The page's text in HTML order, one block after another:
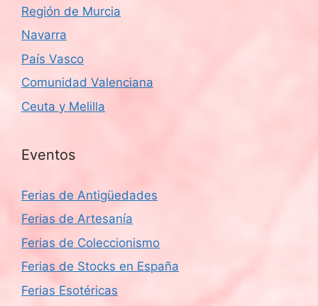
Región de Murcia
Navarra
País Vasco
Comunidad Valenciana
Ceuta y Melilla
Eventos
Ferias de Antigüedades
Ferias de Artesanía
Ferias de Coleccionismo
Ferias de Stocks en España
Ferias Esotéricas